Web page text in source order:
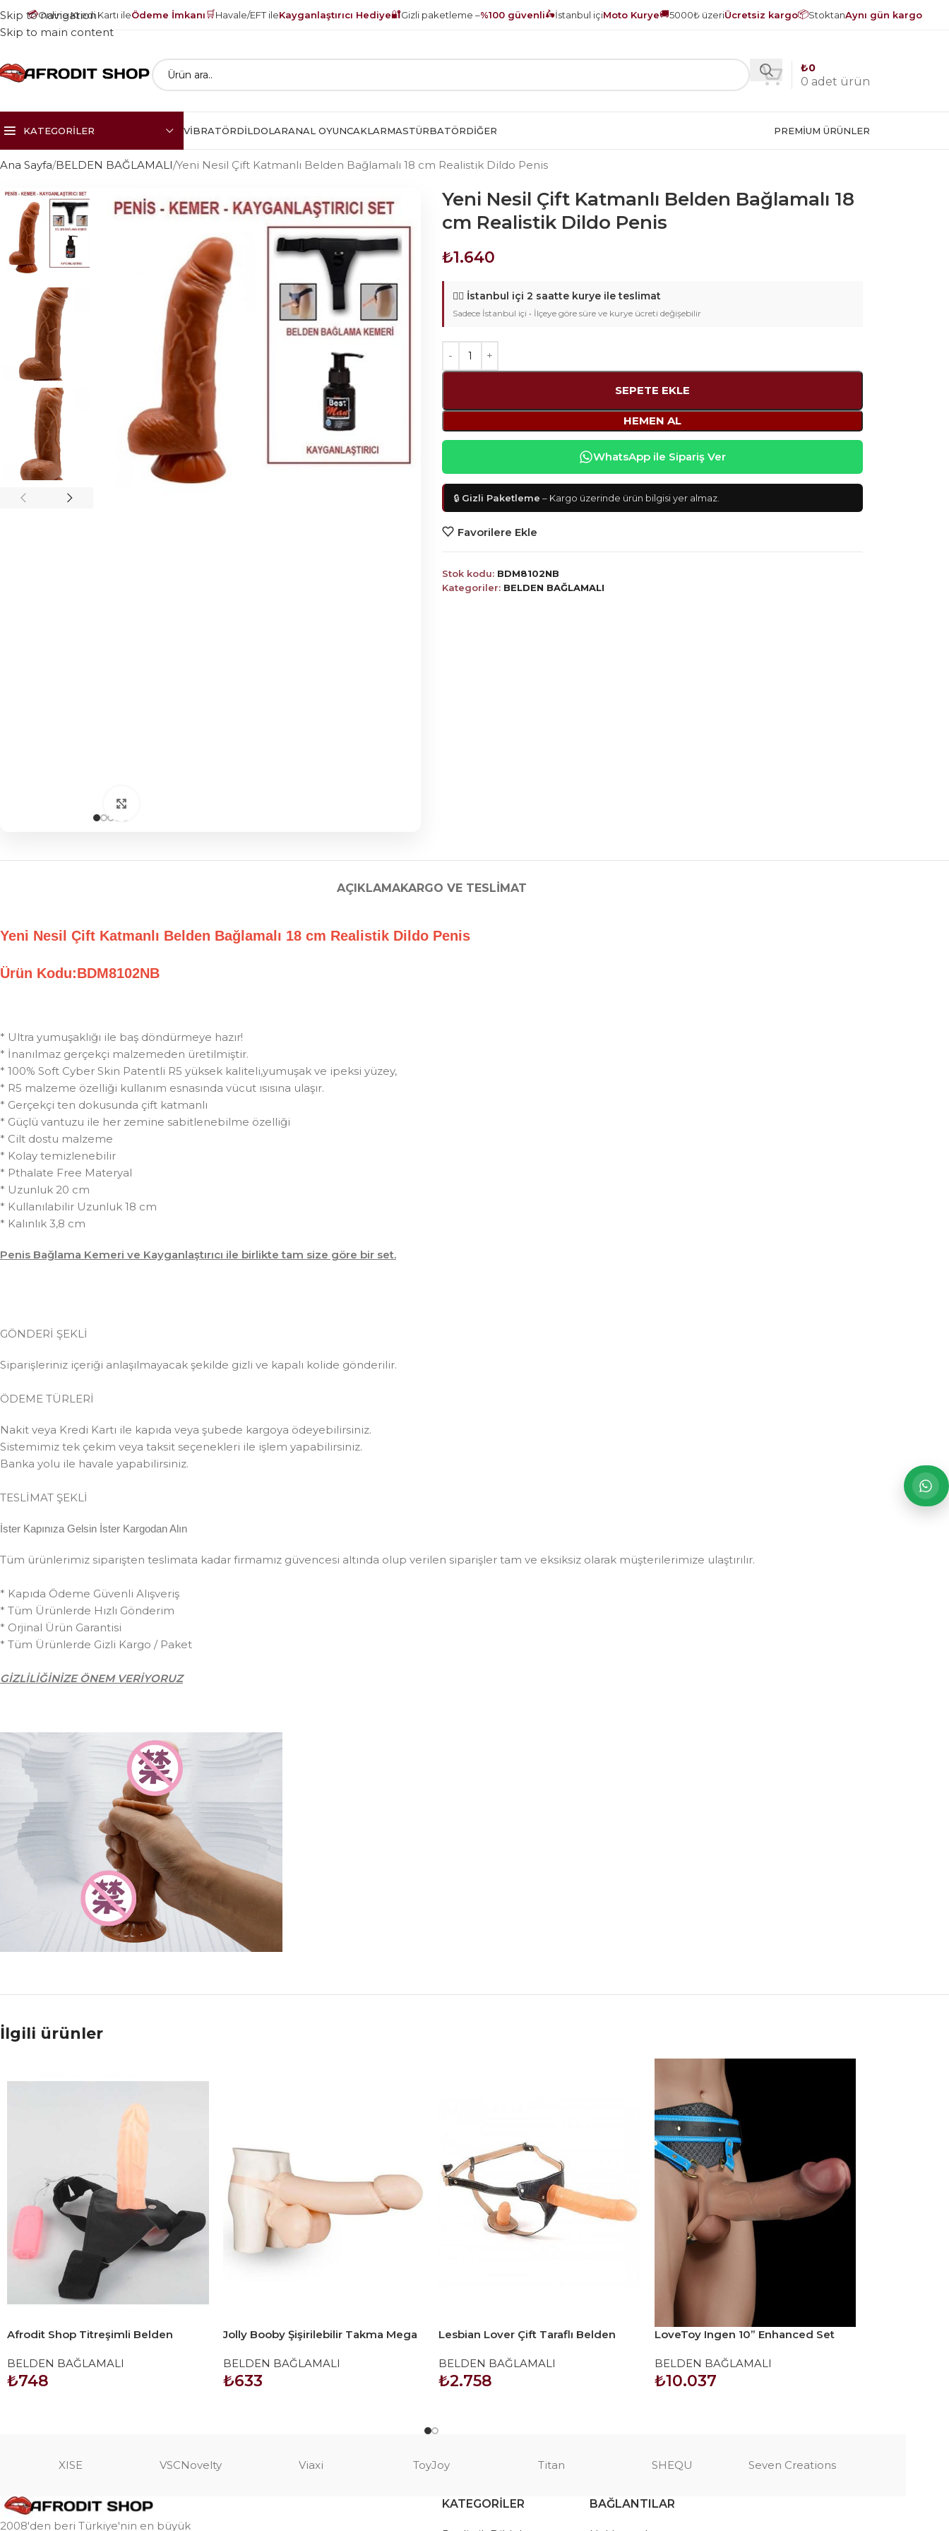
💳Online Kredi Kartı ileÖdeme İmkanı🛒Havale/EFT ileKayganlaştırıcı Hediye🔐Gizli paketleme –%100 güvenli🛵İstanbul içiMoto Kurye🚚5000₺ üzeriÜcretsiz kargo📦StoktanAynı gün kargo
Skip to navigation
Skip to main content
0 adet ürün
₺0
KATEGORILER VIBRATÖRDILDOLARANAL OYUNCAKLARMASTÜRBATÖRDIĞER PREMIUM ÜRÜNLER
Ana Sayfa BELDEN BAĞLAMALI Yeni Nesil Çift Katmanlı Belden Bağlamalı 18 cm Realistik Dildo Penis
Yeni Nesil Çift Katmanlı Belden Bağlamalı 18
cm Realistik Dildo Penis
₺1.640
🚴‍♂️ İstanbul içi 2 saatte kurye ile teslimat
Sadece İstanbul içi • İlçeye göre süre ve kurye ücreti değişebilir
SEPETE EKLE
HEMEN AL
WhatsApp ile Sipariş Ver
🔒 Gizli Paketleme – Kargo üzerinde ürün bilgisi yer almaz.
Favorilere Ekle
Stok kodu: BDM8102NB
Kategoriler: BELDEN BAĞLAMALI
AÇIKLAMAKARGO VE TESLIMAT
Yeni Nesil Çift Katmanlı Belden Bağlamalı 18 cm Realistik Dildo Penis
Ürün Kodu:BDM8102NB
* Ultra yumuşaklığı ile baş döndürmeye hazır!
* İnanılmaz gerçekçi malzemeden üretilmiştir.
* 100% Soft Cyber Skin Patentli R5 yüksek kaliteli,yumuşak ve ipeksi yüzey,
* R5 malzeme özelliği kullanım esnasında vücut ısısına ulaşır.
* Gerçekçi ten dokusunda çift katmanlı
* Güçlü vantuzu ile her zemine sabitlenebilme özelliği
* Cilt dostu malzeme
* Kolay temizlenebilir
* Pthalate Free Materyal
* Uzunluk 20 cm
* Kullanılabilir Uzunluk 18 cm
* Kalınlık 3,8 cm
Penis Bağlama Kemeri ve Kayganlaştırıcı ile birlikte tam size göre bir set.
GÖNDERİ ŞEKLİ
Siparişleriniz içeriği anlaşılmayacak şekilde gizli ve kapalı kolide gönderilir.
ÖDEME TÜRLERİ
Nakit veya Kredi Kartı ile kapıda veya şubede kargoya ödeyebilirsiniz.
Sistemimiz tek çekim veya taksit seçenekleri ile işlem yapabilirsiniz.
Banka yolu ile havale yapabilirsiniz.
TESLİMAT ŞEKLİ
İster Kapınıza Gelsin İster Kargodan Alın
Tüm ürünlerimiz siparişten teslimata kadar firmamız güvencesi altında olup verilen siparişler tam ve eksiksiz olarak müşterilerimize ulaştırılır.
* Kapıda Ödeme Güvenli Alışveriş
* Tüm Ürünlerde Hızlı Gönderim
* Orjinal Ürün Garantisi
* Tüm Ürünlerde Gizli Kargo / Paket
GİZLİLİĞİNİZE ÖNEM VERİYORUZ
İlgili ürünler
Afrodit Shop Titreşimli Belden
BELDEN BAĞLAMALI
₺748
Jolly Booby Şişirilebilir Takma Mega
BELDEN BAĞLAMALI
₺633
Lesbian Lover Çift Taraflı Belden
BELDEN BAĞLAMALI
₺2.758
LoveToy Ingen 10” Enhanced Set
BELDEN BAĞLAMALI
₺10.037
XISE VSCNovelty Viaxi ToyJoy Titan SHEQU Seven Creations
2008'den beri Türkiye'nin en büyük
KATEGORILER BAĞLANTILAR